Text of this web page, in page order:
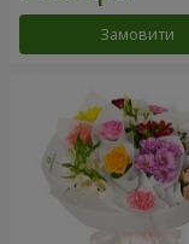
Замовити